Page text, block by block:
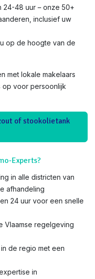
24-48 uur – onze 50+
inclusief uw
op de hoogte van de
met lokale makelaars
op voor persoonlijk
of stookolietank
Experts?
in alle districten van
afhandeling
24 uur voor een snelle
Vlaamse regelgeving
in de regio met een
in